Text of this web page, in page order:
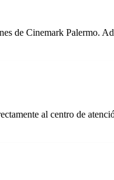
de Cinemark Palermo.
al centro de